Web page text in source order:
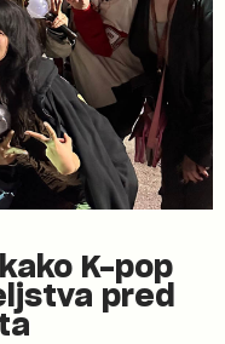
K-pop
pred